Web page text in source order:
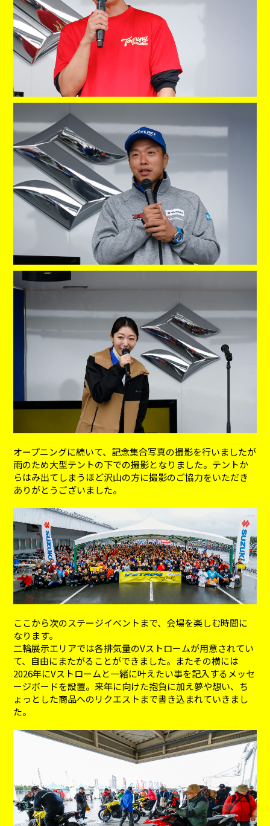
オープニングに続いて、記念集合写真の撮影を行いましたが
雨のため大型テントの下での撮影となりました。テントか
らはみ出てしまうほど沢山の方に撮影のご協力をいただき
ありがとうございました。
ここから次のステージイベントまで、会場を楽しむ時間に
なります。
二輪展示エリアでは各排気量のVストロームが用意されてい
て、自由にまたがることができました。またその横には
2026年にVストロームと一緒に叶えたい事を記入するメッセ
ージボードを設置。来年に向けた抱負に加え夢や想い、ち
ょっとした商品へのリクエストまで書き込まれていきまし
た。